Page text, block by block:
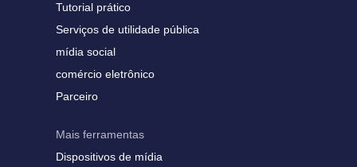
Tutorial prático
Serviços de utilidade pública
mídia social
comércio eletrônico
Parceiro
Mais ferramentas
Dispositivos de mídia